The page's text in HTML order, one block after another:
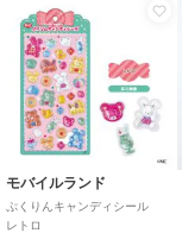
モバイルランド
ぷくりんキャンディシール
レトロ